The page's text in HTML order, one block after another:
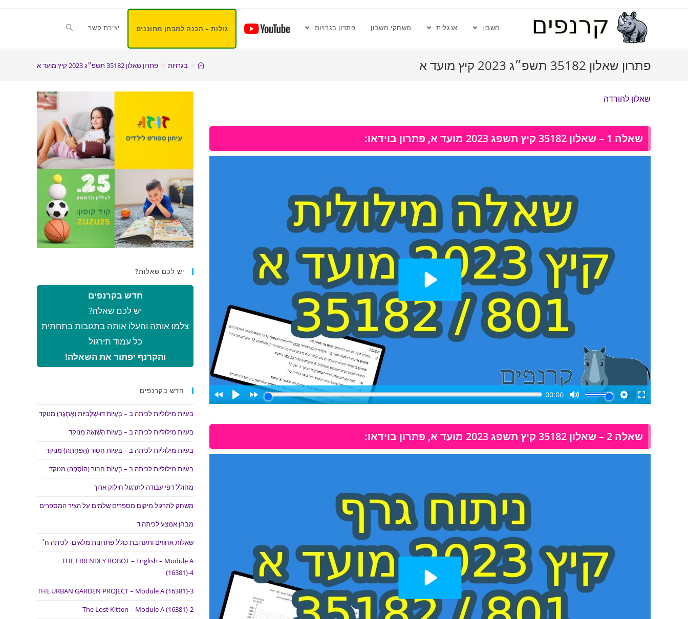
חשבון אנגלית משחקי חשבון פתרון בגרויות גולות – הכנה למבחן מחוננים יצירת קשר
פתרון שאלון 35182 תשפ״ג 2023 קיץ מועד א > בגרויות > פתרון שאלון 35182 תשפ״ג 2023 קיץ מועד א
שאלון להורדה
שאלה 1 – שאלון 35182 קיץ תשפג 2023 מועד א, פתרון בוידאו:
שאלה 2 – שאלון 35182 קיץ תשפג 2023 מועד א, פתרון בוידאו:
יש לכם שאלות?
חדש בקרנפים
יש לכם שאלה?
צלמו אותה והעלו אותה בתגובות בתחתית
כל עמוד תירגול
והקרנף יפתור את השאלה!
חדש בקרנפים
בעיות מילוליות לכיתה ב – בְּעָיוֹת דּוּ-שְׁלָבִיּוֹת (אֶתְגָּר) מנוקד
בעיות מילוליות לכיתה ב – בְּעָיוֹת הַשְׁוָאָה מנוקד
בעיות מילוליות לכיתה ב – בְּעָיוֹת חִסּוּר (הַפְחָתָה) מנוקד
בעיות מילוליות לכיתה ב – בְּעָיוֹת חִבּוּר (הוֹסָפָה) מנוקד
מחולל דפי עבודה לתרגול חילוק ארוך
משחק לתרגול מיקום מספרים שלמים על הציר המספרים
מבחן אמצע לכיתה ד
שאלות אחוזים ותערובת כולל פתרונות מלאים- לכיתה ח׳
THE FRIENDLY ROBOT – English – Module A
(16381)-4
THE URBAN GARDEN PROJECT – Module A (16381)-3
The Lost Kitten – Module A (16381)-2